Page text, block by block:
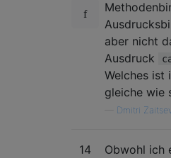
aber nicht
Ausdruck
Welches ist
gleiche wie
Dmitri
14
Obwohl ich